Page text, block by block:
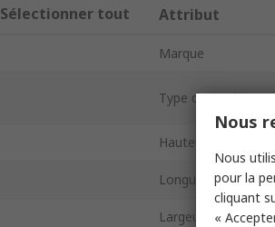
Sélectionner tout Attribut
Marque
Type de produit
Hauteur
Longueur
Largeur
Nous
Nous
pour la
cliquant
«